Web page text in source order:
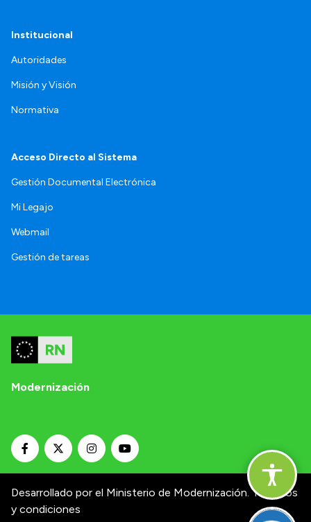
Institucional
Autoridades
Misión y Visión
Normativa
Acceso Directo al Sistema
Gestión Documental Electrónica
Mi Legajo
Webmail
Gestión de tareas
Modernización
Desarrollado por el Ministerio de Modernización. Términos
y condiciones